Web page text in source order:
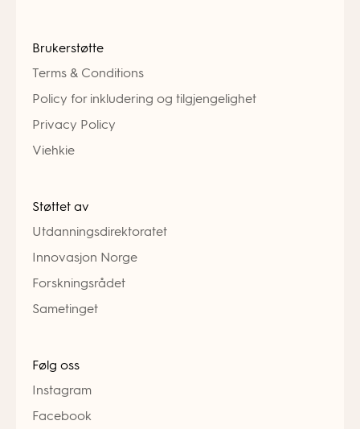
Brukerstøtte
Terms & Conditions
Policy for inkludering og tilgjengelighet
Privacy Policy
Viehkie
Støttet av
Utdanningsdirektoratet
Innovasjon Norge
Forskningsrådet
Sametinget
Følg oss
Instagram
Facebook